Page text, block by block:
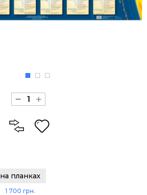
на планках
1 700 грн.